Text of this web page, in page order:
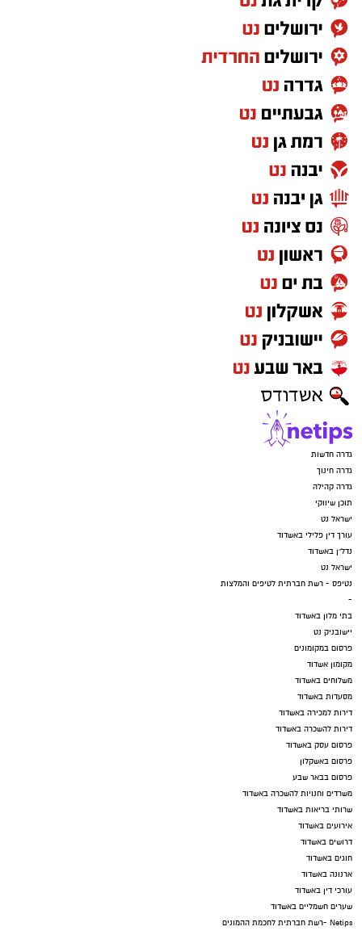
גדרה חדשות
גדרה חינוך
גדרה קהילה
תוכן שיווקי
ישראל נט
עורך דין פלילי באשדוד
נדל"ן באשדוד
ישראל נט
נטיפס - רשת חברתית לטיפים והמלצות
-
בתי מלון באשדוד
יישובניק נט
פרסום במקומונים
מקומון אשדוד
משלוחים באשדוד
מסעדות באשדוד
דירות למכירה באשדוד
דירות להשכרה באשדוד
פרסום עסק באשדוד
פרסום באשקלון
פרסום בבאר שבע
משרדים וחנויות להשכרה באשדוד
שרותי בריאות באשדוד
אירועים באשדוד
דרושים באשדוד
חוגים באשדוד
ארנונה באשדוד
עורכי דין באשדוד
שערים חשמליים באשדוד
Netips -רשת חברתית לחכמת ההמונים